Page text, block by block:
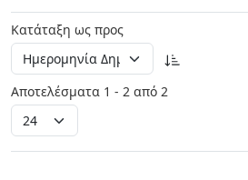
Κατάταξη ως προς
Αποτελέσματα 1 - 2 από 2